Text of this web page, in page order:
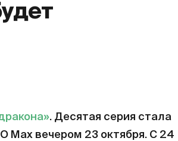
. Десятая серия стала
Max вечером 23 октября. С 24